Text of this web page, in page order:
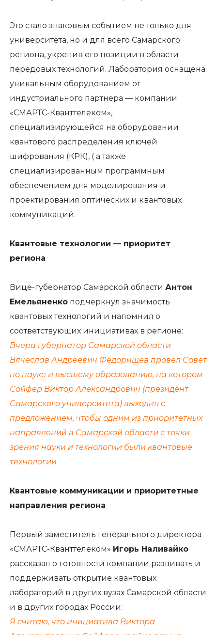
Это стало знаковым событием не только для
университета, но и для всего Самарского
региона, укрепив его позиции в области
передовых технологий. Лаборатория оснащена
уникальным оборудованием от
индустриального партнера — компании
«СМАРТС-Кванттелеком»,
специализирующейся на оборудовании
квантового распределения ключей
шифрования (КРК), ( а также
специализированным программным
обеспечением для моделирования и
проектирования оптических и квантовых
коммуникаций.
Квантовые технологии — приоритет
региона
Вице-губернатор Самарской области Антон
Емельяненко подчеркнул значимость
квантовых технологий и напомнил о
соответствующих инициативах в регионе:
Вчера губернатор Самарской области
Вячеслав Андреевич Федорищев провел Совет
по науке и высшему образованию, на котором
Сойфер Виктор Александрович (президент
Самарского университета) выходил с
предложением, чтобы одним из приоритетных
направлений в Самарской области с точки
зрения науки и технологии были квантовые
технологии
Квантовые коммуникации и приоритетные
направления региона
Первый заместитель генерального директора
«СМАРТС-Кванттелеком» Игорь Наливайко
рассказал о готовности компании развивать и
поддерживать открытие квантовых
лабораторий в других вузах Самарской области
и в других городах России:
Я считаю, что инициатива Виктора